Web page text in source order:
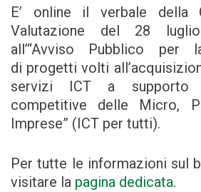
E’ online il verbale della
Valutazione del 28
all’“Avviso Pubblico per
di progetti volti
servizi ICT a supporto
competitive delle Micro,
Imprese” (ICT per tutti).
Per tutte le informazioni sul
visitare la pagina dedicata.